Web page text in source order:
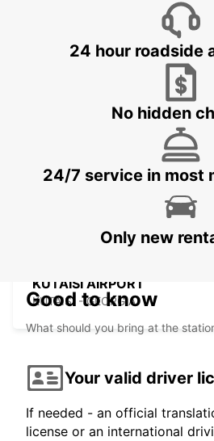
MEDJUGORJE MEET AND
MEDJUGORJE - BOSNIA AND
KUTAISI, CITY CENTER
KUTAISI - GEORGIA
KUTAISI AIRPORT
KUTAISI - GEORGIA
24 hour roadside
No hidden
24/7 service in most
Only new
Good to know
What should you bring at the
Your valid driver
If needed - an official
license or an international